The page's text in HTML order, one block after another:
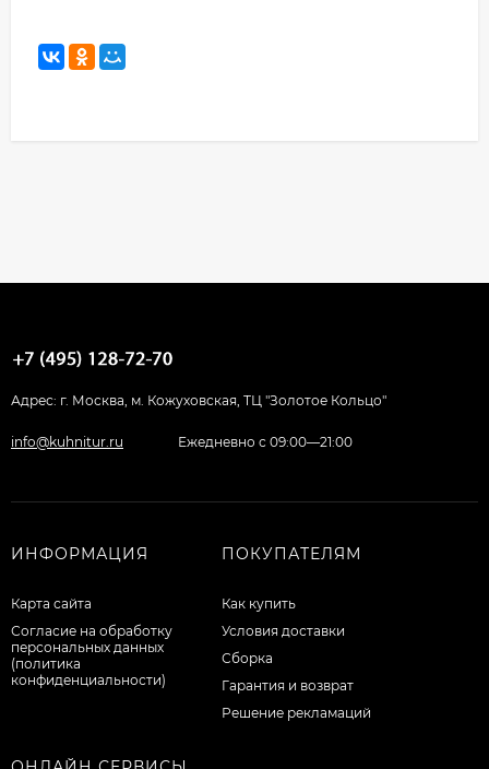
Адрес: г. Москва, м. Кожуховская, ТЦ "Золотое Кольцо"
info@kuhnitur.ru Ежедневно с 09:00—21:00
ИНФОРМАЦИЯ
Карта сайта
Согласие на обработку
персональных данных
(политика
конфиденциальности)
ПОКУПАТЕЛЯМ
Как купить
Условия доставки
Сборка
Гарантия и возврат
Решение рекламаций